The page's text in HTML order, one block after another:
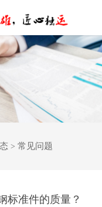
> 常见问题
标准件的质量？